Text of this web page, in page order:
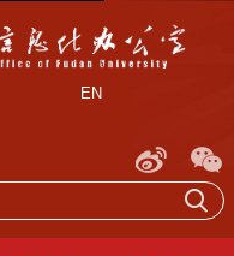
EN